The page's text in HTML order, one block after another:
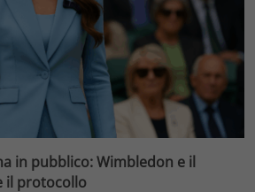
in pubblico: Wimbledon e il
il protocollo